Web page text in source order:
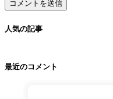
人気の記事
最近のコメント